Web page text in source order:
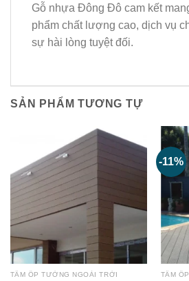
Gỗ nhựa Đông Đô cam kết
phẩm chất lượng cao, dịch vụ
sự hài lòng tuyệt đối.
SẢN PHẨM TƯƠNG TỰ
TẤM ỐP TƯỜNG NGOÀI TRỜI
-11%
TẤM